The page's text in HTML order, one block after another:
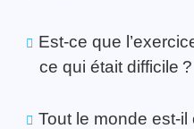
Est-ce que
ce qui était difficile ?
Tout le monde est-